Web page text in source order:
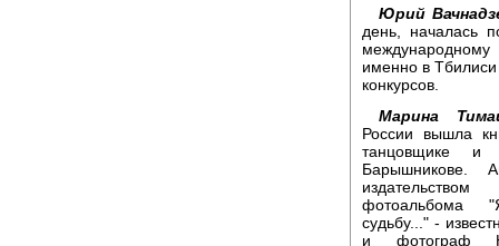
Юрий
день, началась
международному
именно в
конкурсов.
Марина
России вышла
танцовщике и
Барышникове.
фотоальбома
судьбу..." -
и фотограф